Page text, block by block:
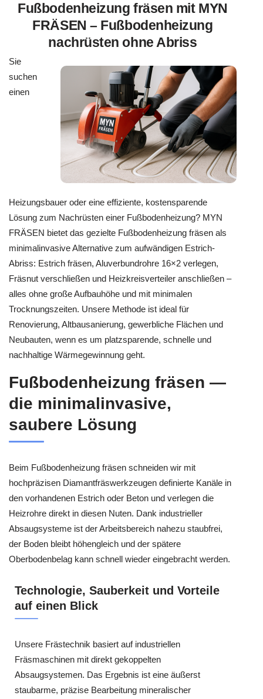
Fußbodenheizung fräsen mit MYN
FRÄSEN – Fußbodenheizung
nachrüsten ohne Abriss
Sie
suchen
einen
Heizungsbauer oder eine effiziente, kostensparende
Lösung zum Nachrüsten einer Fußbodenheizung? MYN
FRÄSEN bietet das gezielte Fußbodenheizung fräsen als
minimalinvasive Alternative zum aufwändigen Estrich-
Abriss: Estrich fräsen, Aluverbundrohre 16×2 verlegen,
Fräsnut verschließen und Heizkreisverteiler anschließen –
alles ohne große Aufbauhöhe und mit minimalen
Trocknungszeiten. Unsere Methode ist ideal für
Renovierung, Altbausanierung, gewerbliche Flächen und
Neubauten, wenn es um platzsparende, schnelle und
nachhaltige Wärmegewinnung geht.
Fußbodenheizung fräsen —
die minimalinvasive,
saubere Lösung
Beim Fußbodenheizung fräsen schneiden wir mit
hochpräzisen Diamantfräswerkzeugen definierte Kanäle in
den vorhandenen Estrich oder Beton und verlegen die
Heizrohre direkt in diesen Nuten. Dank industrieller
Absaugsysteme ist der Arbeitsbereich nahezu staubfrei,
der Boden bleibt höhengleich und der spätere
Oberbodenbelag kann schnell wieder eingebracht werden.
Technologie, Sauberkeit und Vorteile
auf einen Blick
Unsere Frästechnik basiert auf industriellen
Fräsmaschinen mit direkt gekoppelten
Absaugsystemen. Das Ergebnis ist eine äußerst
staubarme, präzise Bearbeitung mineralischer